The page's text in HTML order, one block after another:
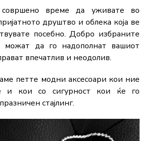
време да уживате во
друштво и облека која ве
посебно. Добро избраните
можат да го надополнат вашиот
впечатлив и неодолив.
петте модни аксесоари кои ние
и кои со сигурност кои ќе го
стајлинг.